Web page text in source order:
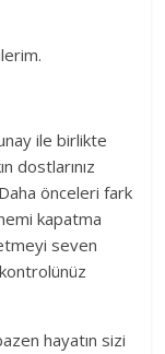
ile birlikte
dostlarınız
önceleri fark
kapatma
seven
hayatın sizi